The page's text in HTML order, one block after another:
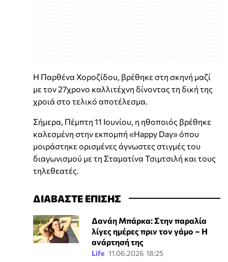
Η Παρθένα Χοροζίδου, βρέθηκε στη σκηνή μαζί
με τον 27χρονο καλλιτέχνη δίνοντας τη δική της
χροιά στο τελικό αποτέλεσμα.
Σήμερα, Πέμπτη 11 Ιουνίου, η ηθοποιός βρέθηκε
καλεσμένη στην εκπομπή «Happy Day» όπου
μοιράστηκε ορισμένες άγνωστες στιγμές του
διαγωνισμού με τη Σταματίνα Τσιμτσιλή και τους
τηλεθεατές.
ΔΙΑΒΑΣΤΕ ΕΠΙΣΗΣ
Δανάη Μπάρκα: Στην παραλία
λίγες ημέρες πριν τον γάμο – Η
ανάρτησή της
Life 11.06.2026 18:25